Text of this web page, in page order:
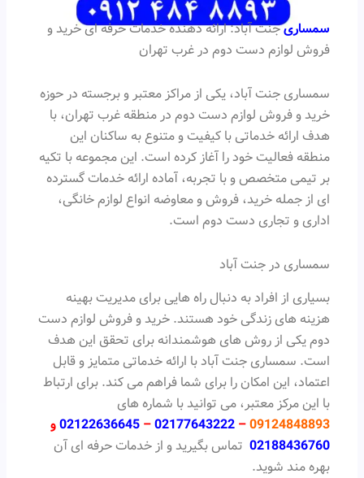
سمساریجنت آباد: ارائه دهنده خدمات حرفه ای خرید و
فروش لوازم دست دوم در غرب تهران
سمساری جنت آباد، یکی از مراکز معتبر و برجسته در حوزه
خرید و فروش لوازم دست دوم در منطقه غرب تهران، با
هدف ارائه خدماتی با کیفیت و متنوع به ساکنان این
منطقه فعالیت خود را آغاز کرده است. این مجموعه با تکیه
بر تیمی متخصص و با تجربه، آماده ارائه خدمات گسترده
ای از جمله خرید، فروش و معاوضه انواع لوازم خانگی،
اداری و تجاری دست دوم است.
سمساری در جنت آباد
بسیاری از افراد به دنبال راه هایی برای مدیریت بهینه
هزینه های زندگی خود هستند. خرید و فروش لوازم دست
دوم یکی از روش های هوشمندانه برای تحقق این هدف
است. سمساری جنت آباد با ارائه خدماتی متمایز و قابل
اعتماد، این امکان را برای شما فراهم می کند. برای ارتباط
با این مرکز معتبر، می توانید با شماره های
09124848893
–
02177643222
–
02122636645و
02188436760 تماس بگیرید و از خدمات حرفه ای آن
بهره مند شوید.